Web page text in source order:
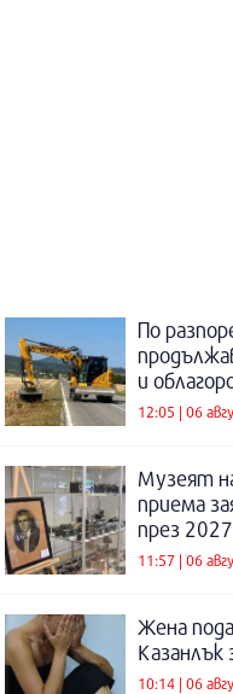
По
и
12:05 | 06
Музеят
приема
през
11:57 | 06
Жена
Казанлък
10:14 | 06